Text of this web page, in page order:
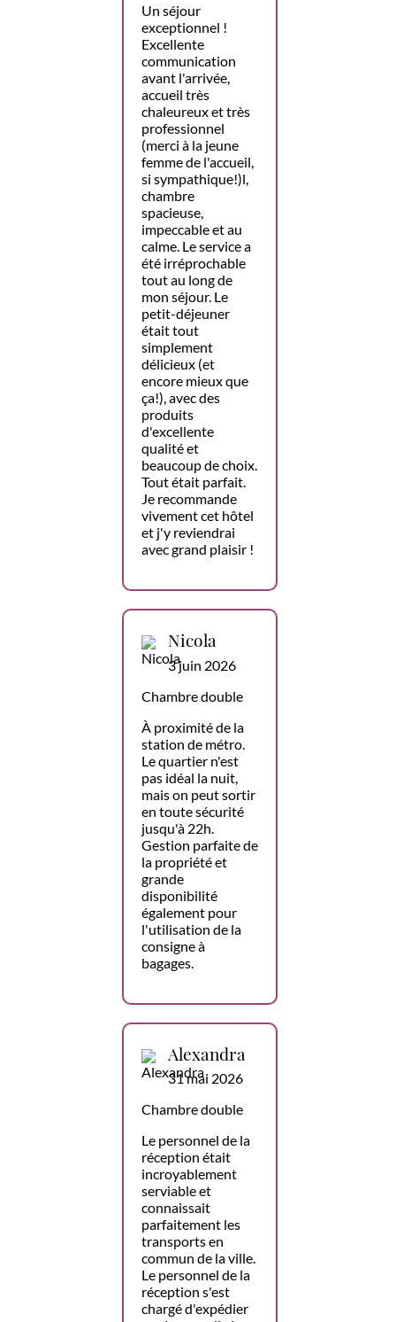
Un séjour
exceptionnel !
Excellente
communication
avant l'arrivée,
accueil très
chaleureux et très
professionnel
(merci à la jeune
femme de l'accueil,
si sympathique!)l,
chambre
spacieuse,
impeccable et au
calme. Le service a
été irréprochable
tout au long de
mon séjour. Le
petit-déjeuner
était tout
simplement
délicieux (et
encore mieux que
ça!), avec des
produits
d'excellente
qualité et
beaucoup de choix.
Tout était parfait.
Je recommande
vivement cet hôtel
et j'y reviendrai
avec grand plaisir !
Nicola
3 juin 2026
Chambre double
À proximité de la
station de métro.
Le quartier n'est
pas idéal la nuit,
mais on peut sortir
en toute sécurité
jusqu'à 22h.
Gestion parfaite de
la propriété et
grande
disponibilité
également pour
l'utilisation de la
consigne à
bagages.
Alexandra
31 mai 2026
Chambre double
Le personnel de la
réception était
incroyablement
serviable et
connaissait
parfaitement les
transports en
commun de la ville.
Le personnel de la
réception s'est
chargé d'expédier